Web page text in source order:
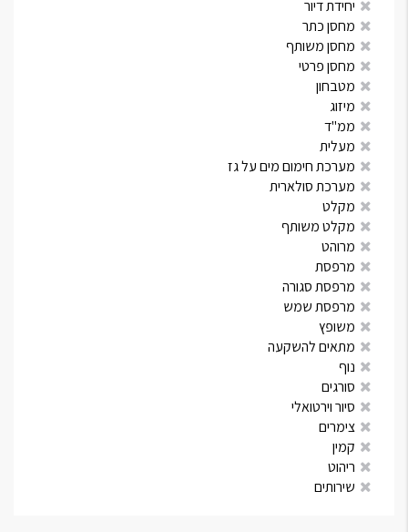
יחידת דיור
מחסן כתר
מחסן משותף
מחסן פרטי
מטבחון
מיזוג
ממ"ד
מעלית
מערכת חימום מים על גז
מערכת סולארית
מקלט
מקלט משותף
מרוהט
מרפסת
מרפסת סגורה
מרפסת שמש
משופץ
מתאים להשקעה
נוף
סורגים
סיור וירטואלי
צימרים
קמין
ריהוט
שירותים